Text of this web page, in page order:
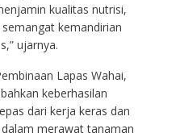
kualitas nutrisi,
kemandirian
ujarnya.
Lapas Wahai,
keberhasilan
dari kerja keras dan
merawat tanaman